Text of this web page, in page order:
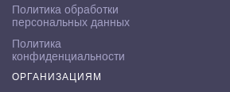
Политика обработки
персональных данных
Политика
конфиденциальности
ОРГАНИЗАЦИЯМ